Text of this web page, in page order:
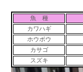
Shop Info.
お問い合わせ
Contact us
採用情報
魚 種
カワハギ
ホウボウ
カサゴ
スズキ